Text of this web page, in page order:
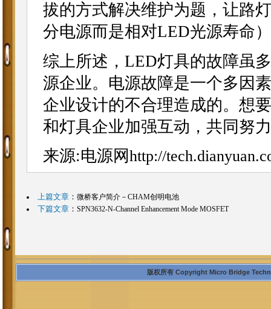
拔的方式解决维护为题，让路
分电源而是相对LED光源寿命
综上所述，LED灯具的故障虽
源企业。电源故障是一个多因
企业设计的不合理造成的。想
和灯具企业加强互动，共同努
来源:电源网http://
上篇文章： 微桥客户简介－CHAM创明电池
下篇文章： SPN3632-N-Channel Enhancement Mode MOSFET
版权所有 Copyright Micro Bridge